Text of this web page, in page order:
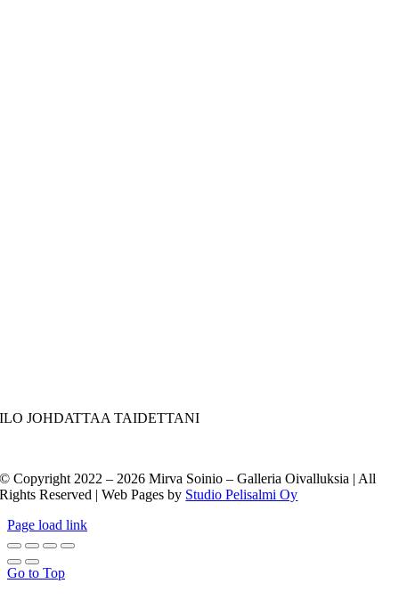
ILO JOHDATTAA TAIDETTANI
© Copyright 2022 – 2026 Mirva Soinio – Galleria Oivalluksia | All
Rights Reserved | Web Pages by Studio Pelisalmi Oy
Page load link
Go to Top